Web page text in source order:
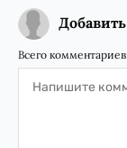
Всего